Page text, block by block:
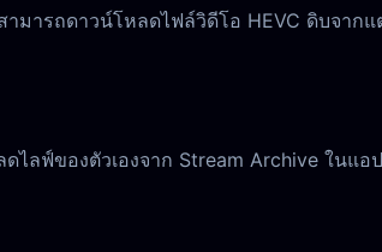
มารถดาวน์โหลดไฟล์วิดีโอ HEVC ดิบจากแ
ลฟ์ของตัวเองจาก Stream Archive ในแอ